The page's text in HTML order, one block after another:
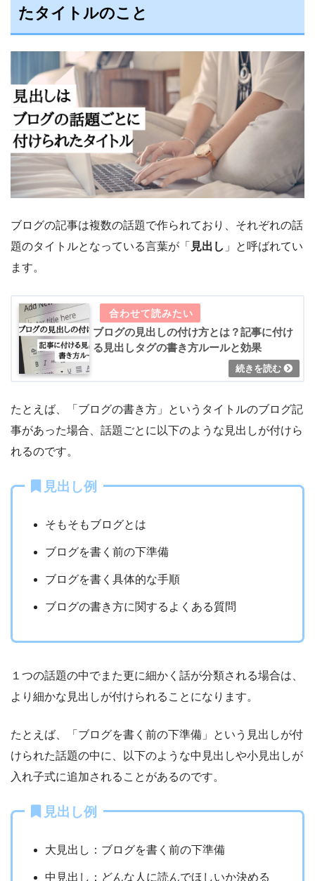
たタイトルのこと
ブログの記事は複数の話題で作られており、それぞれの話
題のタイトルとなっている言葉が「 見出し 」と呼ばれてい
ます。
ブログの見出しの付け方とは？記事に付け
る見出しタグの書き方ルールと効果
たとえば、「ブログの書き方」というタイトルのブログ記
事があった場合、話題ごとに以下のような見出しが付けら
れるのです。
見出し例
そもそもブログとは
ブログを書く前の下準備
ブログを書く具体的な手順
ブログの書き方に関するよくある質問
１つの話題の中でまた更に細かく話が分類される場合は、
より細かな見出しが付けられることになります。
たとえば、「ブログを書く前の下準備」という見出しが付
けられた話題の中に、以下のような中見出しや小見出しが
入れ子式に追加されることがあるのです。
見出し例
大見出し：ブログを書く前の下準備
中見出し：どんな人に読んでほしいか決める